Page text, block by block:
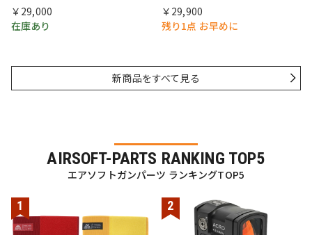
￥29,000
在庫あり
￥29,900
残り1点 お早めに
新商品をすべて見る
AIRSOFT-PARTS RANKING TOP5
エアソフトガンパーツ ランキングTOP5